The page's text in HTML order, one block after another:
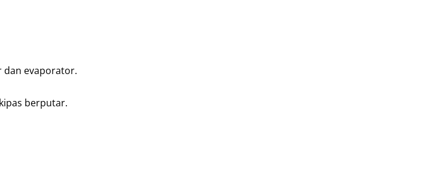
dan evaporator.
berputar.